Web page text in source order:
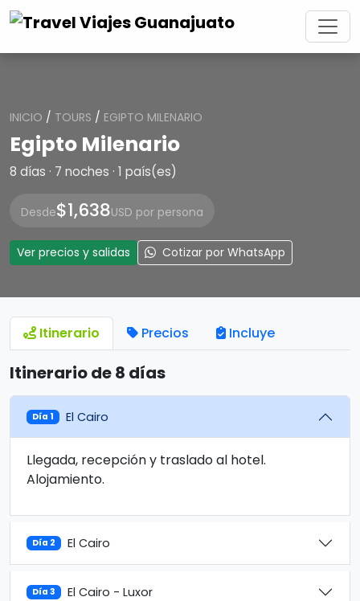
INICIO / TOURS / EGIPTO MILENARIO
Egipto Milenario
8 días · 7 noches · 1 país(es)
Desde$1,638USD por persona
Ver precios y salidas Cotizar por WhatsApp
Itinerario Precios Incluye
Itinerario de 8 días
Día 1 El Cairo
Llegada, recepción y traslado al hotel.
Alojamiento.
Día 2 El Cairo
Día 3 El Cairo - Luxor